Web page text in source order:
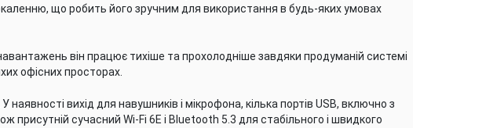
що робить його зручним для використання в будь-яких умовах
він працює тихіше та прохолодніше завдяки продуманій системі
офісних просторах.
вихід для навушників і мікрофона, кілька портів USB, включно з
присутній сучасний Wi-Fi 6E і Bluetooth 5.3 для стабільного і швидкого